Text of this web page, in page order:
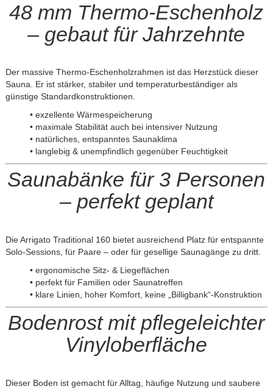
48 mm Thermo-Eschenholz
– gebaut für Jahrzehnte
Der massive Thermo-Eschenholzrahmen ist das Herzstück dieser
Sauna. Er ist stärker, stabiler und temperaturbeständiger als
günstige Standardkonstruktionen.
• exzellente Wärmespeicherung
• maximale Stabilität auch bei intensiver Nutzung
• natürliches, entspanntes Saunaklima
• langlebig & unempfindlich gegenüber Feuchtigkeit
Saunabänke für 3 Personen
– perfekt geplant
Die Arrigato Traditional 160 bietet ausreichend Platz für entspannte
Solo-Sessions, für Paare – oder für gesellige Saunagänge zu dritt.
• ergonomische Sitz- & Liegeflächen
• perfekt für Familien oder Saunatreffen
• klare Linien, hoher Komfort, keine „Billigbank“-Konstruktion
Bodenrost mit pflegeleichter
Vinyloberfläche
Dieser Boden ist gemacht für Alltag, häufige Nutzung und saubere